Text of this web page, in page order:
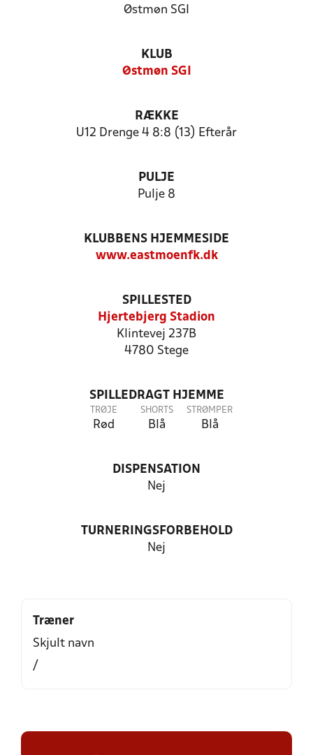
Østmøn SGI
KLUB
Østmøn SGI
RÆKKE
U12 Drenge 4 8:8 (13) Efterår
PULJE
Pulje 8
KLUBBENS HJEMMESIDE
www.eastmoenfk.dk
SPILLESTED
Hjertebjerg Stadion
Klintevej 237B
4780 Stege
SPILLEDRAGT HJEMME
TRØJE
Rød
SHORTS
Blå
STRØMPER
Blå
DISPENSATION
Nej
TURNERINGSFORBEHOLD
Nej
Træner
Skjult navn
/